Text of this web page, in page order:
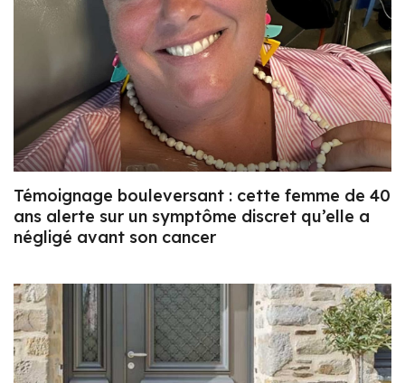
Témoignage bouleversant : cette femme de 40
ans alerte sur un symptôme discret qu’elle a
négligé avant son cancer